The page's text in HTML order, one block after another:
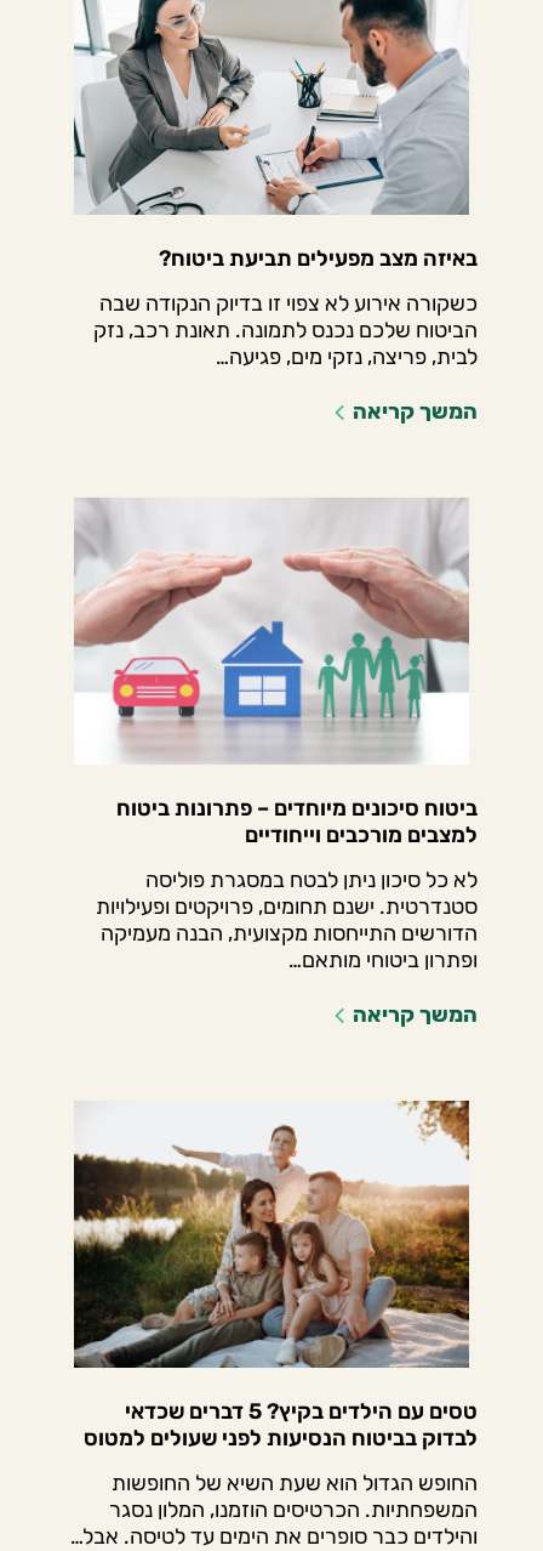
באיזה מצב מפעילים תביעת ביטוח?
כשקורה אירוע לא צפוי זו בדיוק הנקודה שבה
הביטוח שלכם נכנס לתמונה. תאונת רכב, נזק
לבית, פריצה, נזקי מים, פגיעה…
המשך קריאה
ביטוח סיכונים מיוחדים – פתרונות ביטוח
למצבים מורכבים וייחודיים
לא כל סיכון ניתן לבטח במסגרת פוליסה
סטנדרטית. ישנם תחומים, פרויקטים ופעילויות
הדורשים התייחסות מקצועית, הבנה מעמיקה
ופתרון ביטוחי מותאם…
המשך קריאה
טסים עם הילדים בקיץ? 5 דברים שכדאי
לבדוק בביטוח הנסיעות לפני שעולים למטוס
החופש הגדול הוא שעת השיא של החופשות
המשפחתיות. הכרטיסים הוזמנו, המלון נסגר
והילדים כבר סופרים את הימים עד לטיסה. אבל…